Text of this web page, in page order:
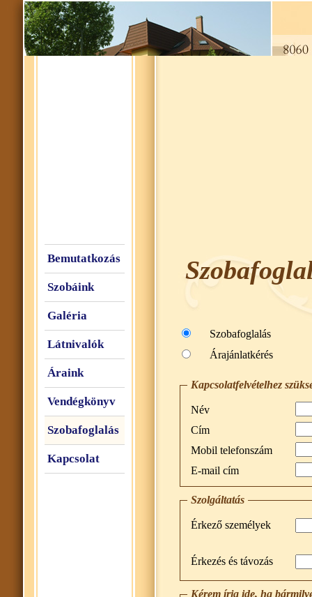
Bemutatkozás
Szobáink
Galéria
Látnivalók
Áraink
Vendégkönyv
Szobafoglalás
Kapcsolat
Szobafoglalás
Árajánlatkérés
Kapcsolatfelvételhez
Név
Cím
Mobil telefonszám
E-mail cím
Szolgáltatás
Érkező személyek
Érkezés és távozás
Kérem írja ide, ha